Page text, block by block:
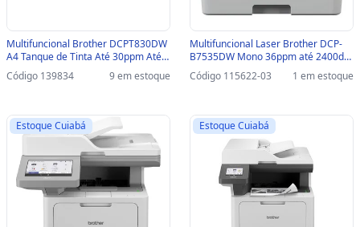
Multifuncional Brother DCPT830DW
A4 Tanque de Tinta Até 30ppm Até
6000dpi USB/WIFI - DCPT830DW
Código 139834 9 em estoque
Multifuncional Laser Brother DCP-
B7535DW Mono 36ppm até 2400dpi
USB/REDE/WIFI-SINOP-03 - DCP-
B7535DW
Código 115622-03 1 em estoque
Estoque Cuiabá Estoque Cuiabá